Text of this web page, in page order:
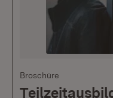
Broschüre